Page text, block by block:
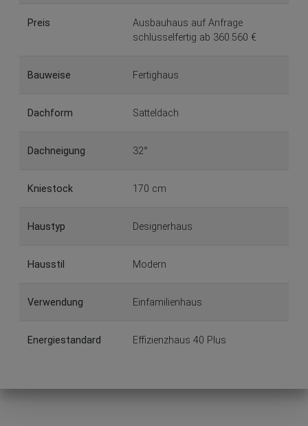
Preis
Ausbauhaus auf Anfrage
schlüsselfertig ab 360.560 €
Bauweise Fertighaus
Dachform Satteldach
Dachneigung 32°
Kniestock 170 cm
Haustyp Designerhaus
Hausstil Modern
Verwendung Einfamilienhaus
Energiestandard Effizienzhaus 40 Plus